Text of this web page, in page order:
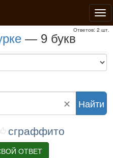
— 9 букв
Ответов: 2 шт.
сграффито
✕ Найти
ОТВЕТ